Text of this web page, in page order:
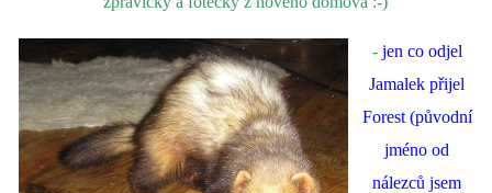
- jen co odjel
Jamalek přijel
Forest (původní
jméno od
nálezců jsem